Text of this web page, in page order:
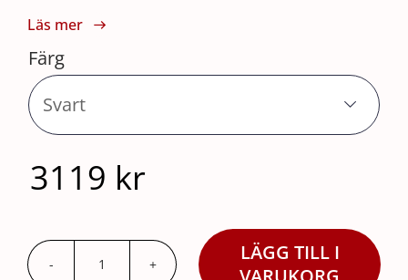
Läs mer
Färg

3119 kr
LÄGG TILL I